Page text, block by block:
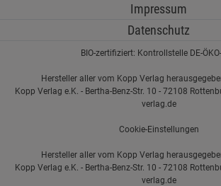
Impressum
Datenschutz
BIO-zertifiziert: Kontrollstelle DE-
Hersteller aller vom Kopp Verlag
Kopp Verlag e.K. - Bertha-Benz-Str. 10 - 72108
verlag.de
Cookie-Einstellungen
Hersteller aller vom Kopp Verlag
Kopp Verlag e.K. - Bertha-Benz-Str. 10 - 72108
verlag.de